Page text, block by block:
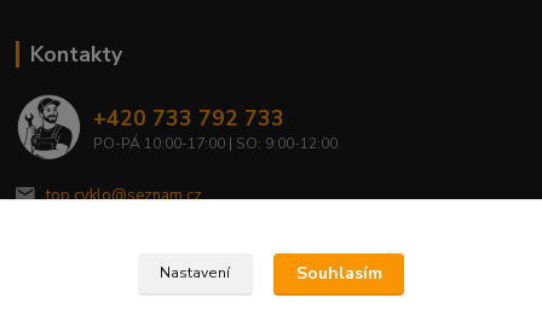
Kontakty
+420 733 792 733
PO-PÁ 10:00-17:00 | SO: 9:00-12:00
top.cyklo@seznam.cz
Nastavení Souhlasím